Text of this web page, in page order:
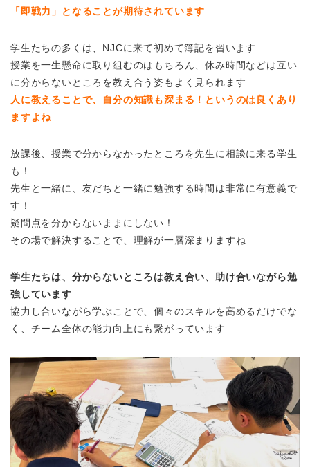
「即戦力」となることが期待されています
学生たちの多くは、NJCに来て初めて簿記を習います
授業を一生懸命に取り組むのはもちろん、休み時間などは互い
に分からないところを教え合う姿もよく見られます
人に教えることで、自分の知識も深まる！というのは良くあり
ますよね
放課後、授業で分からなかったところを先生に相談に来る学生
も！
先生と一緒に、友だちと一緒に勉強する時間は非常に有意義で
す！
疑問点を分からないままにしない！
その場で解決することで、理解が一層深まりますね
学生たちは、分からないところは教え合い、助け合いながら勉
強しています
協力し合いながら学ぶことで、個々のスキルを高めるだけでな
く、チーム全体の能力向上にも繋がっています